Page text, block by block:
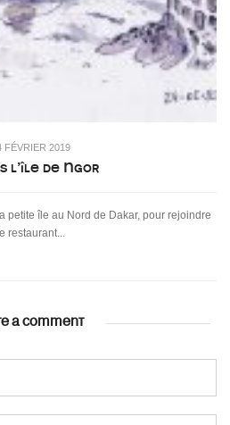
FÉVRIER 2019
l’île de Ngor
petite île au Nord de Dakar, pour rejoindre
le restaurant...
A COMMENT